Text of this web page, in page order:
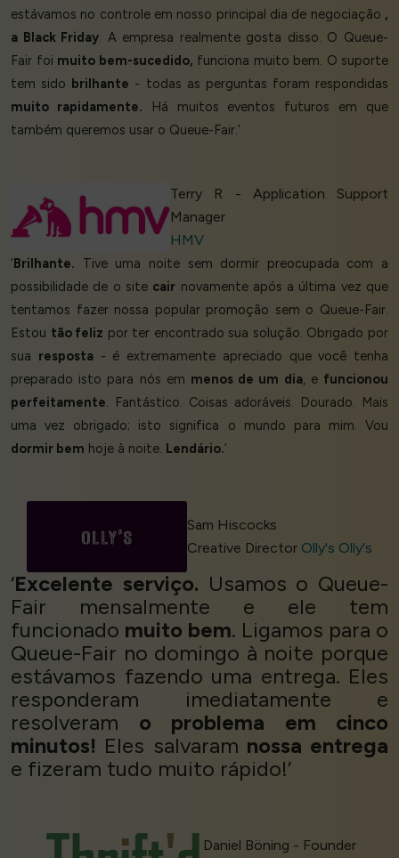
estávamos no controle em nosso principal dia de negociação ,
a Black Friday. A empresa realmente gosta disso. O Queue-
Fair foi muito bem-sucedido, funciona muito bem. O suporte
tem sido brilhante - todas as perguntas foram respondidas
muito rapidamente. Há muitos eventos futuros em que
também queremos usar o Queue-Fair.’
Terry R - Application Support
Manager
HMV
‘Brilhante. Tive uma noite sem dormir preocupada com a
possibilidade de o site cair novamente após a última vez que
tentamos fazer nossa popular promoção sem o Queue-Fair.
Estou tão feliz por ter encontrado sua solução. Obrigado por
sua resposta- é extremamente apreciado que você tenha
preparado isto para nós em menos de um dia, e funcionou
perfeitamente. Fantástico. Coisas adoráveis. Dourado. Mais
uma vez obrigado; isto significa o mundo para mim. Vou
dormir bem hoje à noite. Lendário.’
Sam Hiscocks
Creative Director Olly's Olly's
‘Excelente serviço. Usamos o Queue-
Fair mensalmente e ele tem
funcionado muito bem. Ligamos para o
Queue-Fair no domingo à noite porque
estávamos fazendo uma entrega. Eles
responderam imediatamente e
resolveram o problema em cinco
minutos! Eles salvaram nossa entrega
e fizeram tudo muito rápido!’
Daniel Böning - Founder